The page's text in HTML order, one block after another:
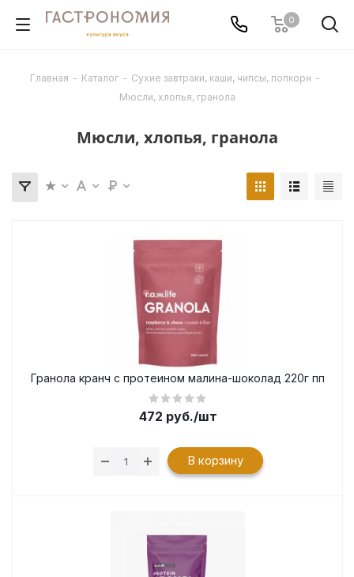
0
Главная - Каталог - Сухие завтраки, каши, чипсы, попкорн -
Мюсли, хлопья, гранола
Мюсли, хлопья, гранола
Гранола кранч с протеином малина-шоколад 220г пп
472 руб./шт
В корзину